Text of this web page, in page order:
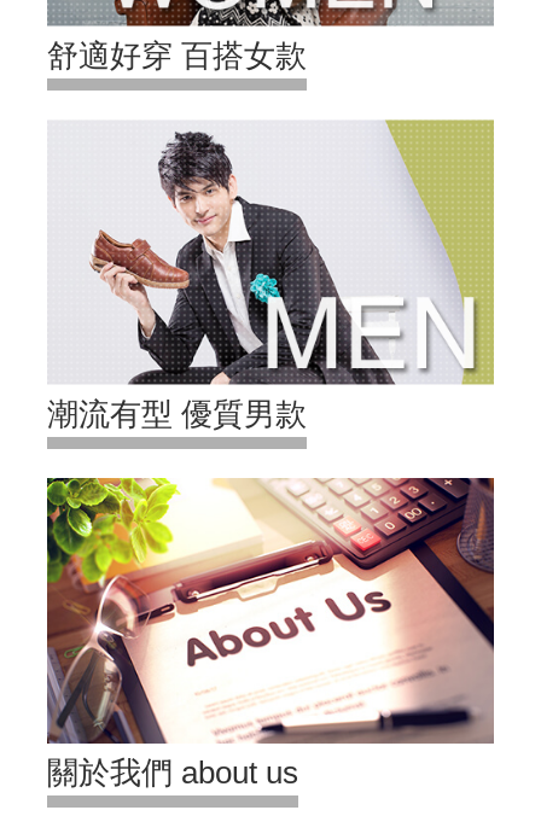
舒適好穿 百搭女款
潮流有型 優質男款
關於我們 about us